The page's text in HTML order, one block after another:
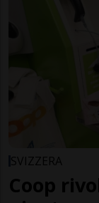
SVIZZERA
Coop